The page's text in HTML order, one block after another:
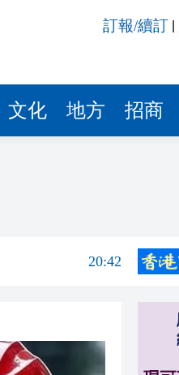
訂報/續訂
文化 地方 招商
20:40
20:34
20:41
20:34